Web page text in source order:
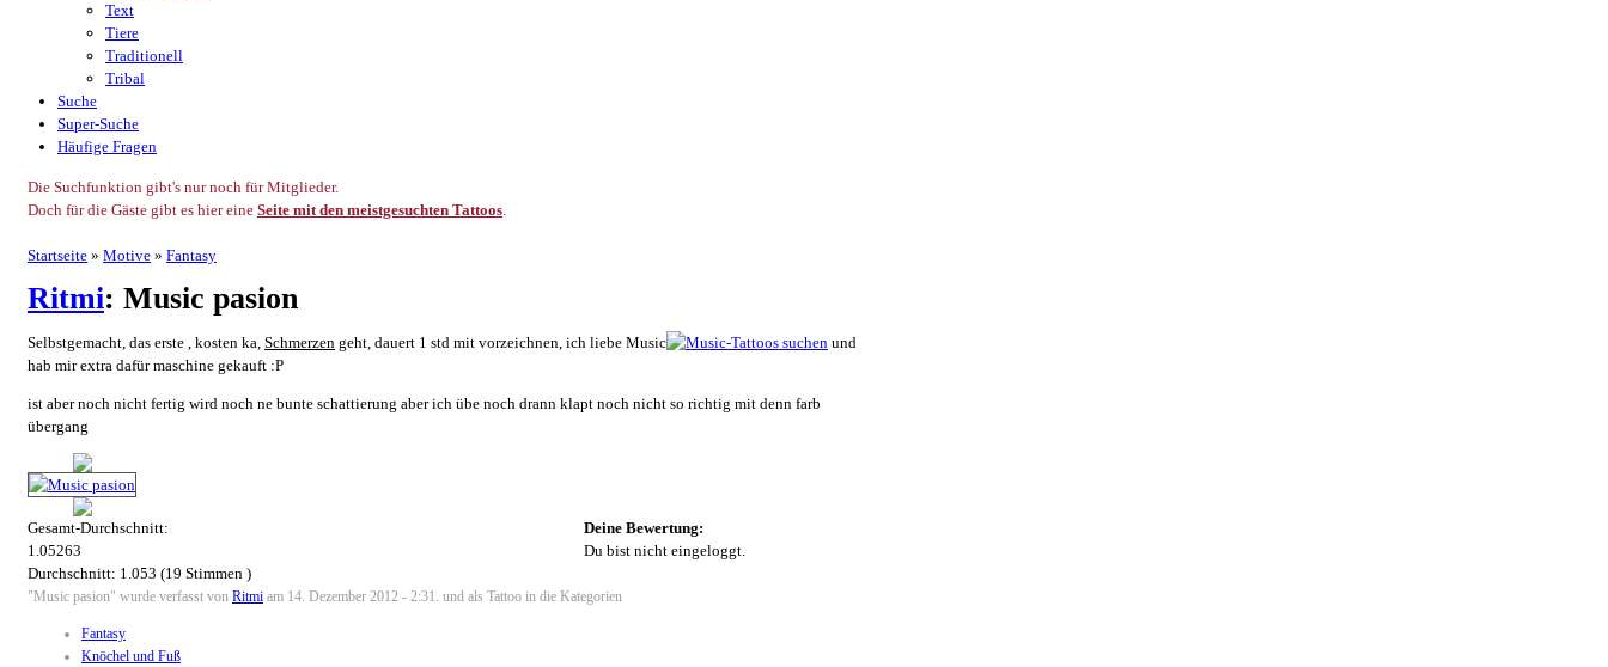
Text
Tiere
Traditionell
Tribal
Suche
Super-Suche
Häufige Fragen
Die Suchfunktion gibt's nur noch für Mitglieder.
Doch für die Gäste gibt es hier eine Seite mit den meistgesuchten Tattoos.
Startseite » Motive » Fantasy
Ritmi: Music pasion
Selbstgemacht, das erste , kosten ka, Schmerzen geht, dauert 1 std mit vorzeichnen, ich liebe Music
und
hab mir extra dafür maschine gekauft :P
ist aber noch nicht fertig wird noch ne bunte schattierung aber ich übe noch drann klapt noch nicht so richtig mit denn farb
übergang
Gesamt-Durchschnitt:
1.05263
Durchschnitt: 1.053 (19 Stimmen )
Deine Bewertung:
Du bist nicht eingeloggt.
"Music pasion" wurde verfasst von Ritmi am 14. Dezember 2012 - 2:31. und als Tattoo in die Kategorien
Fantasy
Knöchel und Fuß